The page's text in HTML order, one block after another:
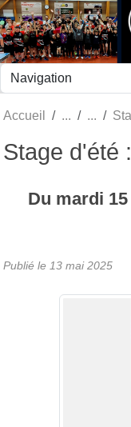
Accueil
Stage d'été
Du mardi 15
Publié le 13 mai 2025
Panneau de gestion